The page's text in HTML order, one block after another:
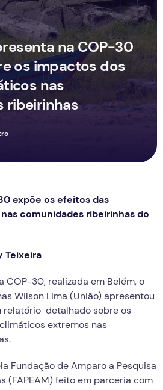
na COP-30
os impactos dos
nas
ribeirinhas
expõe os efeitos das
comunidades ribeirinhas do
Teixeira
COP-30, realizada em Belém, o
Wilson Lima (União) apresentou
relatório detalhado sobre os
extremos nas
Fundação de Amparo a Pesquisa
(FAPEAM) feito em parceria com